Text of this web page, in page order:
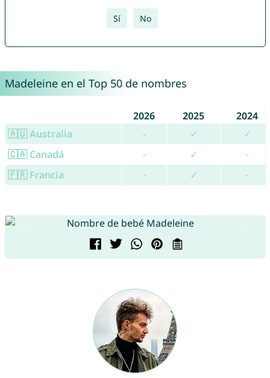
Sí No
Madeleine en el Top 50 de nombres
2026 2025
2024
🇦🇺 Australia
- ✓
✓
🇨🇦 Canadá
- ✓
-
🇫🇷 Francia
- ✓ -